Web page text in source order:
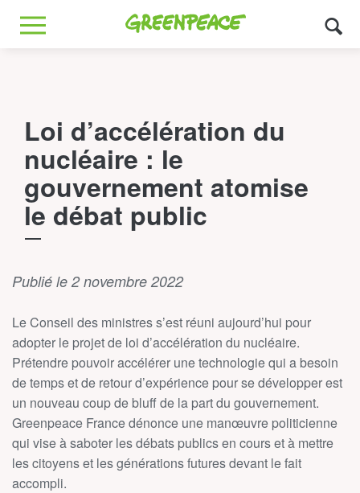
Greenpeace
MENU
Loi d’accélération du
nucléaire : le
gouvernement atomise
le débat public
Publié le 2 novembre 2022
Le Conseil des ministres s’est réuni aujourd’hui pour
adopter le projet de loi d’accélération du nucléaire.
Prétendre pouvoir accélérer une technologie qui a besoin
de temps et de retour d’expérience pour se développer est
un nouveau coup de bluff de la part du gouvernement.
Greenpeace France dénonce une manœuvre politicienne
qui vise à saboter les débats publics en cours et à mettre
les citoyens et les générations futures devant le fait
accompli.